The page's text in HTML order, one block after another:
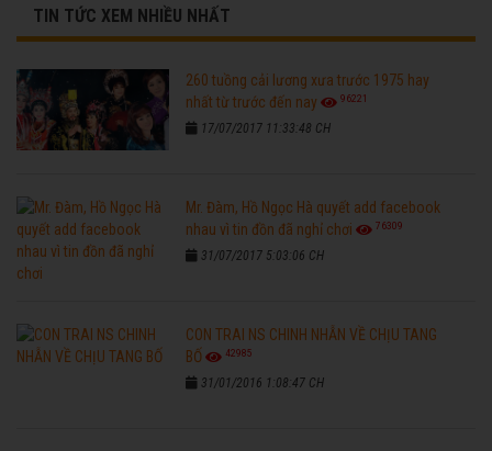
TIN TỨC XEM NHIỀU NHẤT
260 tuồng cải lương xưa trước 1975 hay
nhất từ trước đến nay
96221
17/07/2017 11:33:48 CH
Mr. Đàm, Hồ Ngọc Hà quyết add facebook
nhau vì tin đồn đã nghỉ chơi
76309
31/07/2017 5:03:06 CH
CON TRAI NS CHINH NHẪN VỀ CHỊU TANG
BỐ
42985
31/01/2016 1:08:47 CH